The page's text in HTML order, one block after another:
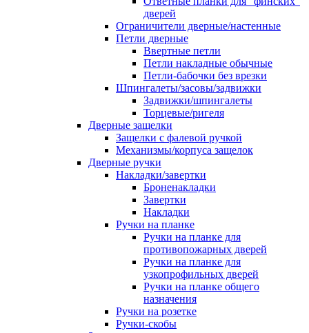
дверей
Ограничители дверные/настенные
Петли дверные
Ввертные петли
Петли накладные обычные
Петли-бабочки без врезки
Шпингалеты/засовы/задвижки
Задвижки/шпингалеты
Торцевые/ригеля
Дверные защелки
Защелки с фалевой ручкой
Механизмы/корпуса защелок
Дверные ручки
Накладки/завертки
Броненакладки
Завертки
Накладки
Ручки на планке
Ручки на планке для
противопожарных дверей
Ручки на планке для
узкопрофильных дверей
Ручки на планке общего
назначения
Ручки на розетке
Ручки-скобы